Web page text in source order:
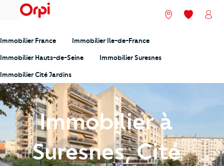
menu Nos agences
Mes
Immobilier France Immobilier Ile-de-France
Immobilier Hauts-de-Seine Immobilier Suresnes
Immobilier Cité Jardins
Immobilier à
Suresnes, Cité